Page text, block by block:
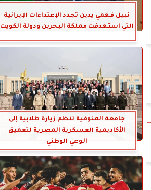
نبيل فهمي يدين تجدد الإعتداءات الإيرانية
التي استهدفت مملكة البحرين ودولة الكويت
جامعة المنوفية تنظم زيارة طلابية إلى
الأكاديمية العسكرية المصرية لتعميق
الوعي الوطني